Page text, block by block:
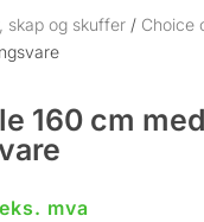
skap og skuffer / Choice
160 cm
eks. mva